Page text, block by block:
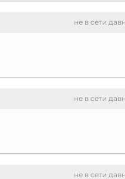
не в сети
не в сети
не в сети